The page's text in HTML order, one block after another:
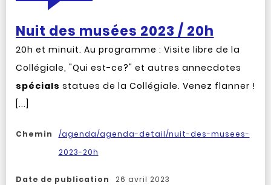
Nuit des musées 2023 / 20h
20h et minuit. Au programme : Visite libre de la
Collégiale, "Qui est-ce?" et autres annecdotes
spécials statues de la Collégiale. Venez flanner !
[...]
Chemin
/agenda/agenda-detail/nuit-des-musees-
2023-20h
Date de publication 26 avril 2023